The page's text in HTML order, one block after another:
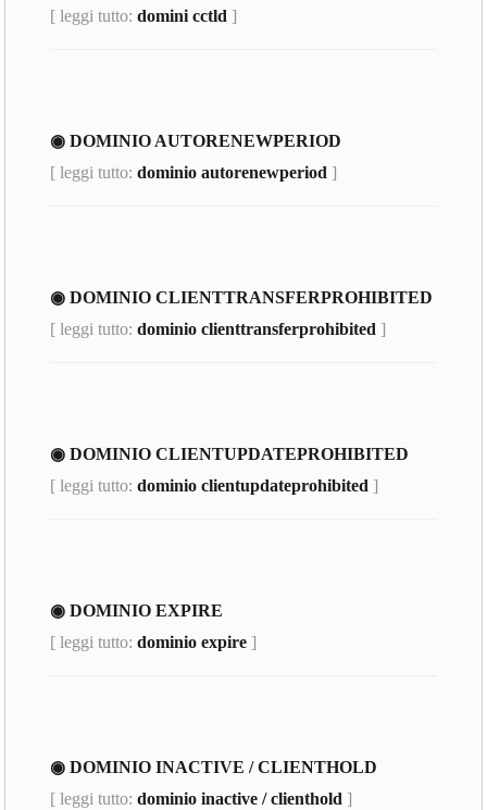
[ leggi tutto:domini cctld ]
◉ DOMINIO AUTORENEWPERIOD
[ leggi tutto:dominio autorenewperiod ]
◉ DOMINIO CLIENTTRANSFERPROHIBITED
[ leggi tutto:dominio clienttransferprohibited ]
◉ DOMINIO CLIENTUPDATEPROHIBITED
[ leggi tutto:dominio clientupdateprohibited ]
◉ DOMINIO EXPIRE
[ leggi tutto:dominio expire ]
◉ DOMINIO INACTIVE / CLIENTHOLD
[ leggi tutto:dominio inactive / clienthold ]